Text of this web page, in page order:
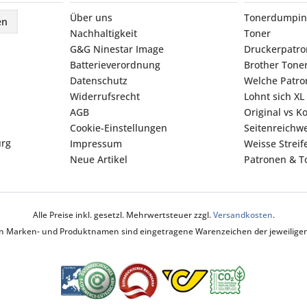
Über uns
Nachhaltigkeit
G&G Ninestar Image
Batterieverordnung
Datenschutz
Widerrufsrecht
AGB
Cookie-Einstellungen
Impressum
Neue Artikel
Toner
Brother
Welche
Lohnt sich XL
Original vs
Weisse
Patronen &
Alle Preise inkl. gesetzl. Mehrwertsteuer zzgl.Versandkosten.
Marken- und Produktnamen sind eingetragene Warenzeichen der